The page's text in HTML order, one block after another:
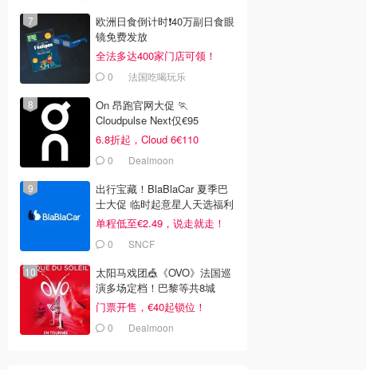
欧洲日食倒计时❗️40万副日食眼
镜免费发放
全法多达400家门店可领！
0 法国吃喝玩乐
On 昂跑官网大促 🏃
Cloudpulse Next仅€95
6.8折起，Cloud 6€110
0 Dealmoon
出行宝藏！BlaBlaCar 夏季巴
士大促 临时起意星人天选福利
单程低至€2.49，说走就走！
0 SNCF
太阳马戏团🎪《OVO》法国巡
演多场定档！巴黎等共8城
门票开售，€40起锁位！
0 Dealmoon